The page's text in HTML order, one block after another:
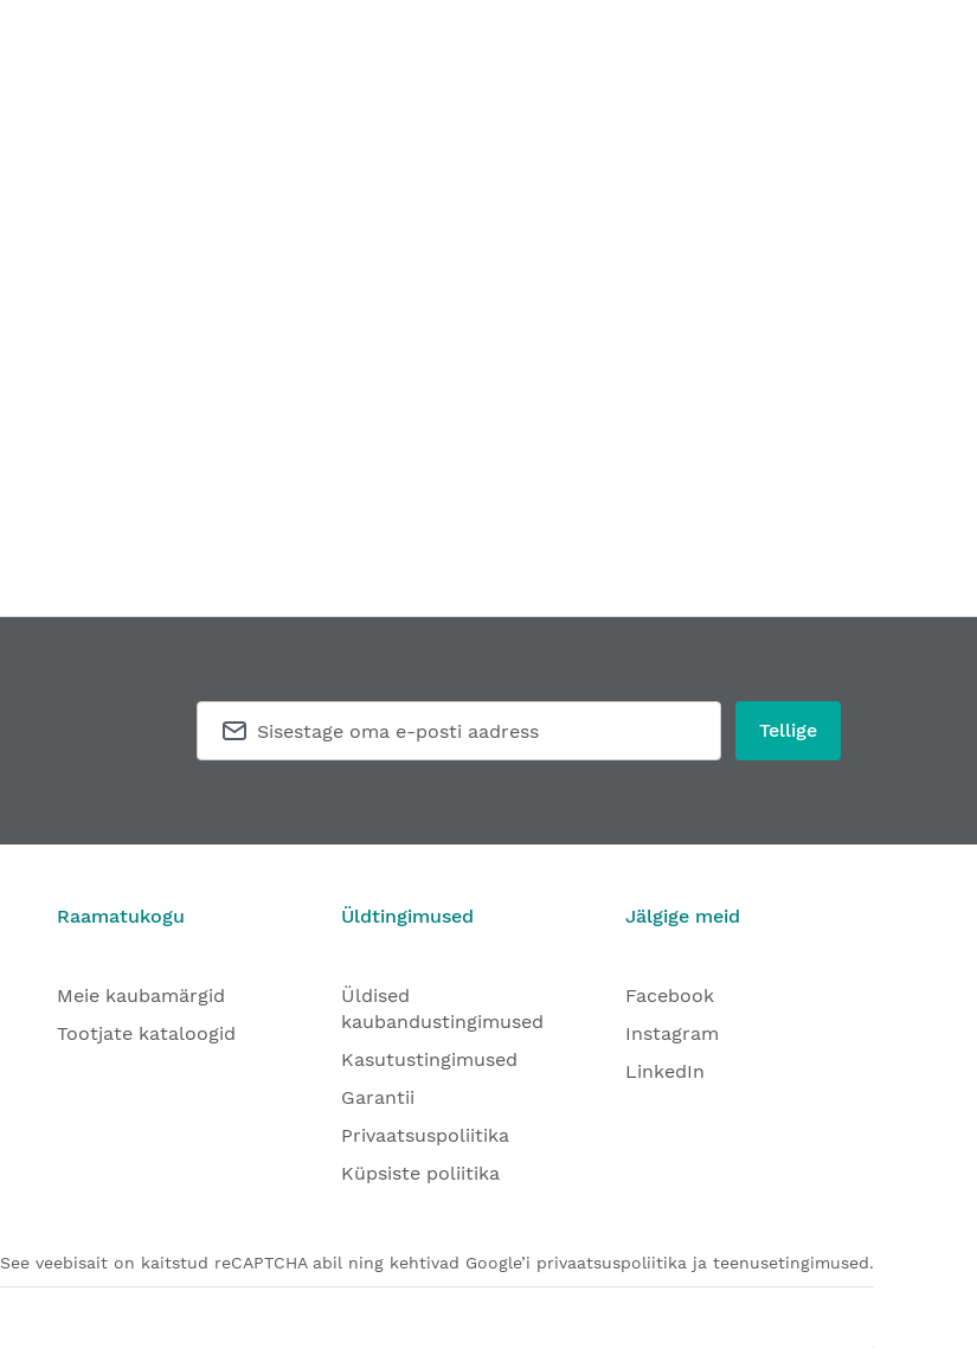
Tellige
Raamatukogu
Meie kaubamärgid
Tootjate kataloogid
Üldtingimused
Üldised
kaubandustingimused
Kasutustingimused
Garantii
Privaatsuspoliitika
Küpsiste poliitika
Jälgige meid
Facebook
Instagram
LinkedIn
See veebisait on kaitstud reCAPTCHA abil ning kehtivad Google’i privaatsuspoliitika ja teenusetingimused.